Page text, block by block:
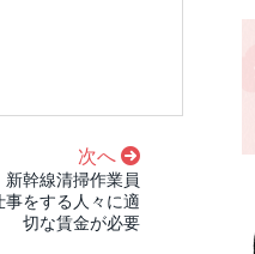
次へ
新幹線清掃作業員
をする人々に適
切な賃金が必要